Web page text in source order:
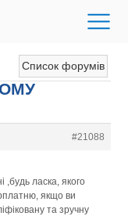
Список форумів
#21088
,будь ласка, якого
якщо ви
та зручну